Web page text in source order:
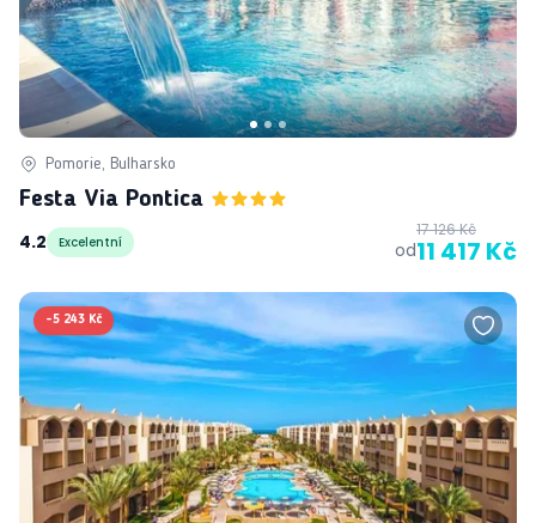
Pomorie, Bulharsko
Festa Via Pontica
4.2
Excelentní od
17 126 Kč
11 417 Kč
-5 243 Kč